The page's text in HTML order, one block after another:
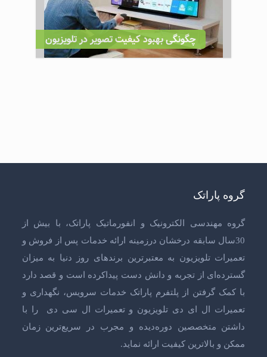
چگونگی بهبود کیفیت تصویر در تلویزیون
گروه پاراتک
گروه مهندسی الکترونیک و انفورماتیک پاراتک، با بیش از
30سال سابقه درخشان درزمینه ارائه خدمات پس از فروش و
تعمیرات تلویزیون به معتبرترین برندهای روز دنیا به میزان
گسترده‌ای از تجربه و دانش دست پیداکرده است و قصد دارد
با کمک گرفتن از پلتفرم پاراتک خدمات سرویس، نگهداری و
تعمیرات ال ای دی تلویزیون وتعمیرات ال سی دی را با
داشتن متخصصین دوره‌دیده و مجرب در سریع‌ترین زمان
ممکن و بالاترین کیفیت ارائه نماید.